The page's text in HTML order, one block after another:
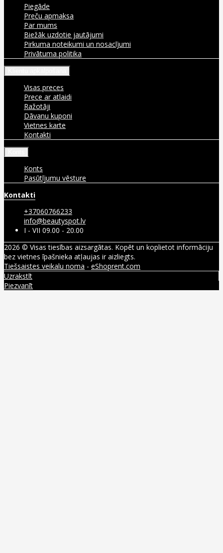
Piegāde
Preču apmaksa
Par mums
Biežāk uzdotie jautājumi
Pirkuma noteikumi un nosacījumi
Privātuma politika
Visas preces
Prece ar atlaidi
Ražotāji
Dāvanu kuponi
Vietnes karte
Kontakti
Konts
Pasūtījumu vēsture
Kontakti
+37060766233
info@beautyspot.lv
I - VII 09.00 - 20.00
2026 © Visas tiesības aizsargātas. Kopēt un koplietot informāciju
bez vietnes īpašnieka atļaujas ir aizliegts.
Tiešsaistes veikalu noma - eShoprent.com
Uzrakstīt
Piezvanīt